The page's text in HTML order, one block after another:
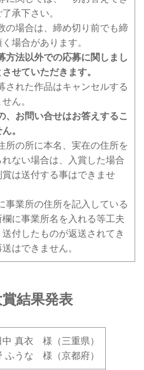
承下さい。
場合は、締め切り前でも締
場合があります。
方法以外での応募に関しまし
せていただきます。
れた作品はキャンセルする
ん。
、お問い合せはお答えするこ
。
の所に本名、実在の住所を
ない場合は、入賞した場合
は送付する事はできませ
業所の住所を記入している
に事業所名を入れる等工夫
付したものが返送されてき
はできません。
結果発表
真衣 様（三重県）
ふうな 様（京都府）